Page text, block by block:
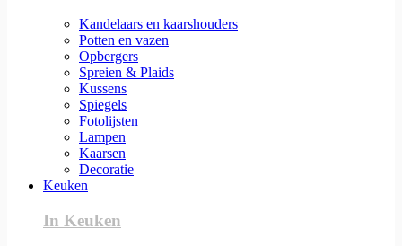
Kandelaars en kaarshouders
Potten en vazen
Opbergers
Spreien & Plaids
Kussens
Spiegels
Fotolijsten
Lampen
Kaarsen
Decoratie
Keuken
In Keuken